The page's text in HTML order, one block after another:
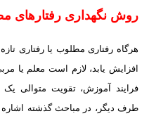
روش‌ نگهدارى رفتارهاى
هرگاه رفتارى مطلوب یا رفتارى
افزایش یابد، لازم است معلم یا
فرایند آموزش، تقویت متوالى یک
طرف دیگر، در مباحث گذشته